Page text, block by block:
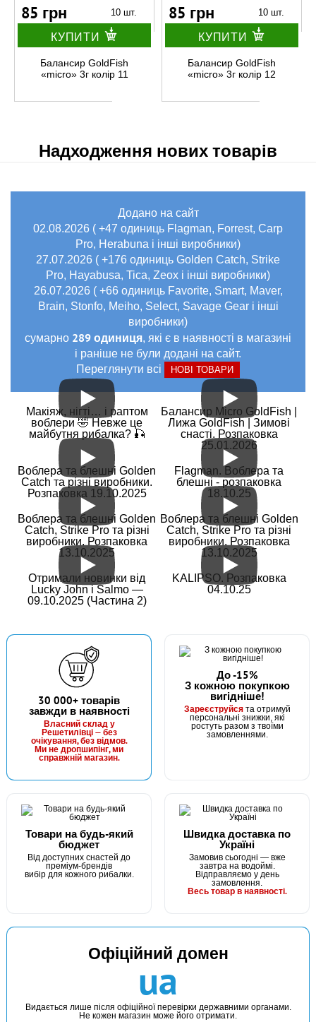
85 грн 10 шт.
КУПИТИ
Балансир GoldFish
«micro» 3г колір 11
85 грн 10 шт.
КУПИТИ
Балансир GoldFish
«micro» 3г колір 12
Надходження нових товарів
Додано на сайт
02.08.2026 ( +47 одиниць Flagman, Forrest, Carp
Pro, Herabuna і інші виробники)
27.07.2026 ( +176 одиниць Golden Catch, Strike
Pro, Hayabusa, Tica, Zeox і інші виробники)
26.07.2026 ( +66 одиниць Favorite, Smart, Maver,
Brain, Stonfo, Meiho, Select, Savage Gear і інші
виробники)
сумарно 289 одиниця, які є в наявності в магазині
і раніше не були додані на сайт.
Переглянути всі
НОВІ ТОВАРИ
Макіяж, нігті… і раптом
воблери 🤣 Невже це
майбутня рибалка? 🎣
Балансир Micro GoldFish |
Лижа GoldFish | Зимові
снасті. Розпаковка
25.01.2026
Воблера та блешні Golden
Catch та різні виробники.
Розпаковка 19.10.2025
Flagman. Воблера та
блешні - розпаковка
18.10.25
Воблера та блешні Golden
Catch, Strike Pro та різні
виробники. Розпаковка
13.10.2025
Воблера та блешні Golden
Catch, Strike Pro та різні
виробники. Розпаковка
13.10.2025
Отримали новинки від
Lucky John і Salmo —
09.10.2025 (Частина 2)
KALIPSO. Розпаковка
04.10.25
30 000+ товарів
завжди в наявності
Власний склад у
Решетилівці — без
очікування, без відмов.
Ми не дропшипінг, ми
справжній магазин.
До -15%
З кожною покупкою
вигідніше!
Зареєструйсята отримуй
персональні знижки, які
ростуть разом з твоїми
замовленнями.
Товари на будь-який
бюджет
Від доступних снастей до
преміум-брендів
вибір для кожного рибалки.
Швидка доставка по
Україні
Замовив сьогодні — вже
завтра на водоймі.
Відправляємо у день
замовлення.
Весь товар в наявності.
Офіційний домен
ua
Видається лише після офіційної перевірки державними органами.
Не кожен магазин може його отримати.